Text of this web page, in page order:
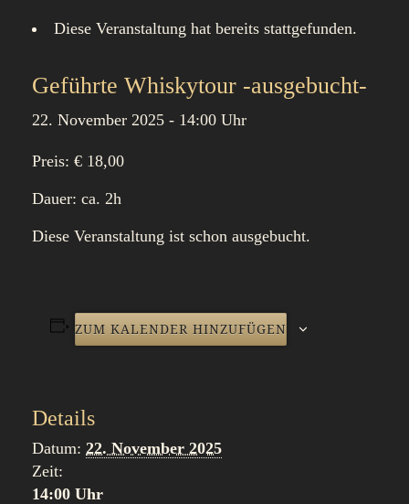
Diese Veranstaltung hat bereits stattgefunden.
Geführte Whiskytour -ausgebucht-
22. November 2025 - 14:00 Uhr
Preis: € 18,00
Dauer: ca. 2h
Diese Veranstaltung ist schon ausgebucht.
ZUM KALENDER HINZUFÜGEN
Details
Datum: 22. November 2025
Zeit:
14:00 Uhr